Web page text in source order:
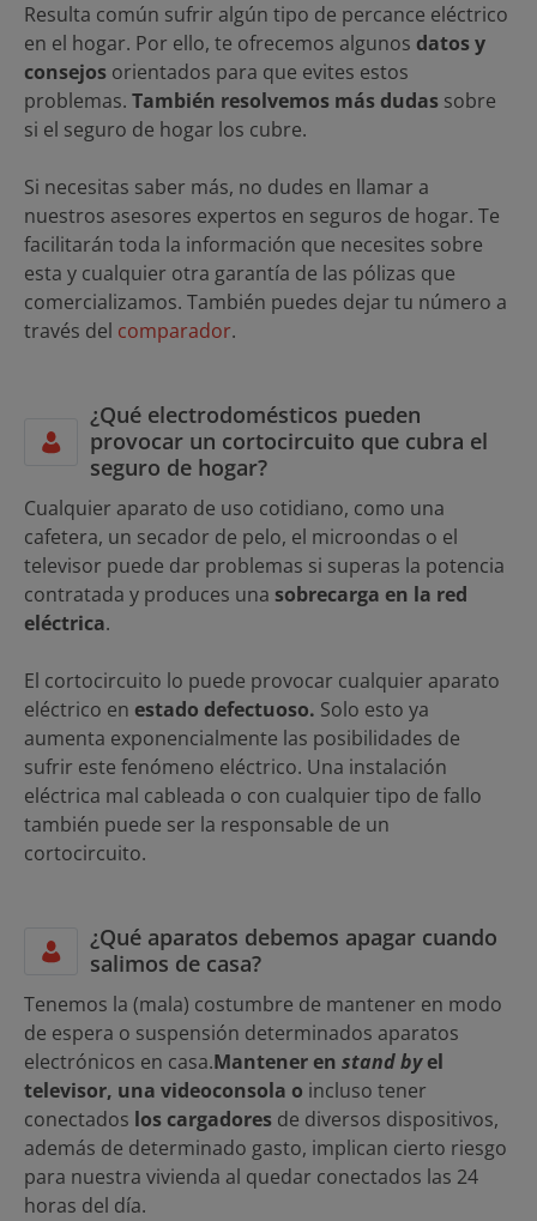
Resulta común sufrir algún tipo de percance eléctrico
en el hogar. Por ello, te ofrecemos algunos datos y
consejos orientados para que evites estos
problemas. También resolvemos más dudas sobre
si el seguro de hogar los cubre.
Si necesitas saber más, no dudes en llamar a
nuestros asesores expertos en seguros de hogar. Te
facilitarán toda la información que necesites sobre
esta y cualquier otra garantía de las pólizas que
comercializamos. También puedes dejar tu número a
través del comparador.
¿Qué electrodomésticos pueden
provocar un cortocircuito que cubra el
seguro de hogar?
Cualquier aparato de uso cotidiano, como una
cafetera, un secador de pelo, el microondas o el
televisor puede dar problemas si superas la potencia
contratada y produces una sobrecarga en la red
eléctrica.
El cortocircuito lo puede provocar cualquier aparato
eléctrico en estado defectuoso. Solo esto ya
aumenta exponencialmente las posibilidades de
sufrir este fenómeno eléctrico. Una instalación
eléctrica mal cableada o con cualquier tipo de fallo
también puede ser la responsable de un
cortocircuito.
¿Qué aparatos debemos apagar cuando
salimos de casa?
Tenemos la (mala) costumbre de mantener en modo
de espera o suspensión determinados aparatos
electrónicos en casa.Mantener en stand byel
televisor, una videoconsola o incluso tener
conectados los cargadores de diversos dispositivos,
además de determinado gasto, implican cierto riesgo
para nuestra vivienda al quedar conectados las 24
horas del día.